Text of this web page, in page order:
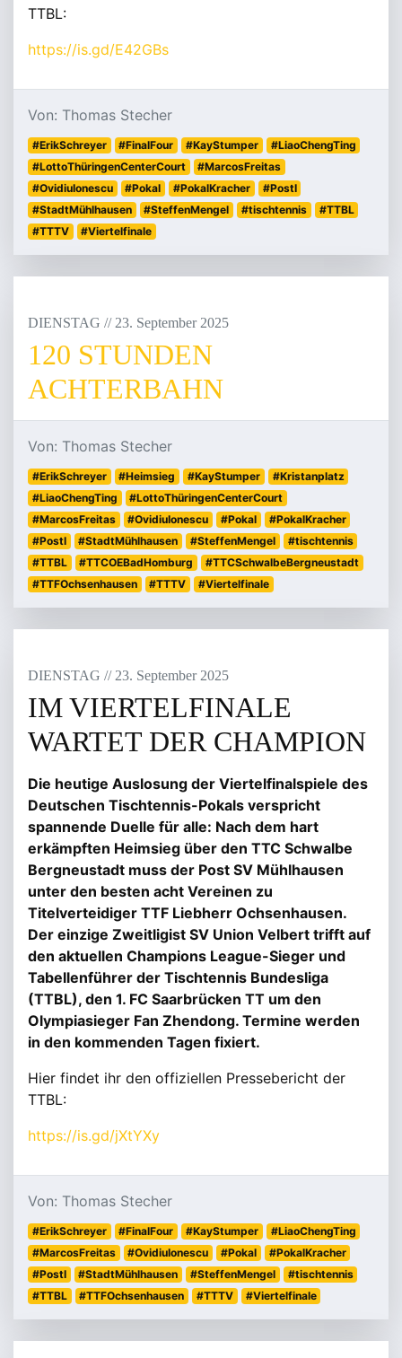
TTBL:
https://is.gd/E42GBs
Von: Thomas Stecher
#ErikSchreyer #FinalFour #KayStumper
#LiaoChengTing
#LottoThüringenCenterCourt
#MarcosFreitas
#OvidiuIonescu
#Pokal #PokalKracher
#PostI
#StadtMühlhausen
#SteffenMengel #tischtennis
#TTBL
#TTTV
#Viertelfinale
DIENSTAG // 23. September 2025
120 STUNDEN
ACHTERBAHN
Von: Thomas Stecher
#ErikSchreyer #Heimsieg #KayStumper
#Kristanplatz
#LiaoChengTing
#LottoThüringenCenterCourt
#MarcosFreitas
#OvidiuIonescu #Pokal
#PokalKracher
#PostI
#StadtMühlhausen #SteffenMengel
#tischtennis
#TTBL
#TTCOEBadHomburg
#TTCSchwalbeBergneustadt
#TTFOchsenhausen
#TTTV #Viertelfinale
DIENSTAG // 23. September 2025
IM VIERTELFINALE
WARTET DER CHAMPION
Die heutige Auslosung der Viertelfinalspiele des
Deutschen Tischtennis-Pokals verspricht
spannende Duelle für alle: Nach dem hart
erkämpften Heimsieg über den TTC Schwalbe
Bergneustadt muss der Post SV Mühlhausen
unter den besten acht Vereinen zu
Titelverteidiger TTF Liebherr Ochsenhausen.
Der einzige Zweitligist SV Union Velbert trifft auf
den aktuellen Champions League-Sieger und
Tabellenführer der Tischtennis Bundesliga
(TTBL), den 1. FC Saarbrücken TT um den
Olympiasieger Fan Zhendong. Termine werden
in den kommenden Tagen fixiert.
Hier findet ihr den offiziellen Pressebericht der
TTBL:
https://is.gd/jXtYXy
Von: Thomas Stecher
#ErikSchreyer #FinalFour #KayStumper
#LiaoChengTing
#MarcosFreitas
#OvidiuIonescu #Pokal
#PokalKracher
#PostI
#StadtMühlhausen #SteffenMengel
#tischtennis
#TTBL
#TTFOchsenhausen #TTTV #Viertelfinale